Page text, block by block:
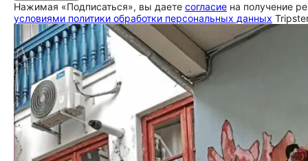
Нажимая «Подписаться», вы даете согласие на получение
условиями политики обработки персональных данных